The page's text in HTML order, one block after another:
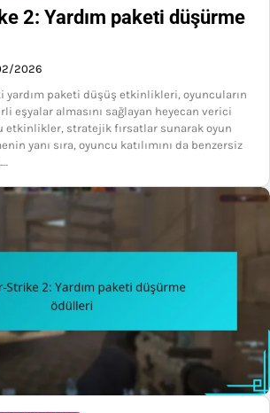
2: Yardım paketi düşürme
2026
yardım paketi düşüş etkinlikleri, oyuncuların
eşyalar almasını sağlayan heyecan verici
etkinlikler, stratejik fırsatlar sunarak oyun
yanı sıra, oyuncu katılımını da benzersiz